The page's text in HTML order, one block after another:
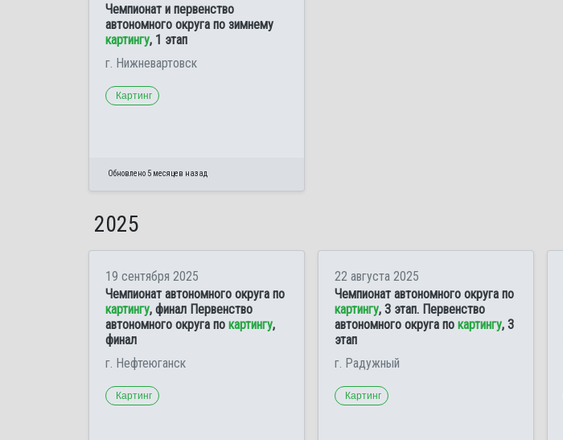
Чемпионат и первенство
автономного округа по зимнему
картингу, 1 этап
г. Нижневартовск
Картинг
Обновлено 5 месяцев назад
2025
19 сентября 2025
Чемпионат автономного округа по
картингу, финал Первенство
автономного округа по картингу,
финал
г. Нефтеюганск
Картинг
22 августа 2025
Чемпионат автономного округа по
картингу, 3 этап. Первенство
автономного округа по картингу, 3
этап
г. Радужный
Картинг